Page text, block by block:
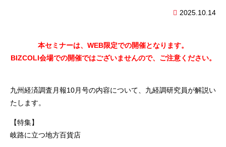
2025.10.14
本セミナーは、WEB限定での開催となります。
BIZCOLI会場での開催ではございませんので、ご注意ください。
九州経済調査月報10月号の内容について、九経調研究員が解説い
たします。
【特集】
岐路に立つ地方百貨店